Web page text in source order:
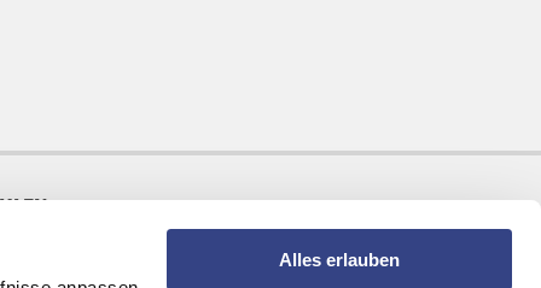
Alles erlauben